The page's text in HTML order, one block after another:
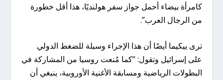
كامرأة بيضاء أحمل جواز سفر هولنديًا، هذا أقل خطورة
من الرجال العرب”.
ترى ييكيما أيضًا أن هذا الإجراء وسيلة للضغط الدولي
على إسرائيل وتقول: “كما مُنعت روسيا من المشاركة في
البطولات الرياضية ومسابقة الأغنية الأوروبية، ينبغي أن